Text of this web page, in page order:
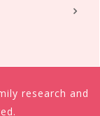
research and